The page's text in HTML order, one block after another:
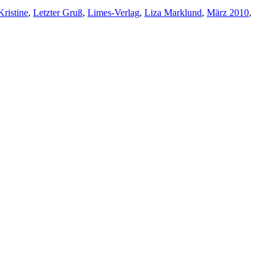
, Letzter Gruß, Limes-Verlag, Liza Marklund, März 2010,